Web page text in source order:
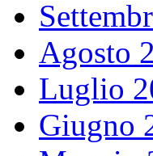
Agosto
Luglio
Giugno